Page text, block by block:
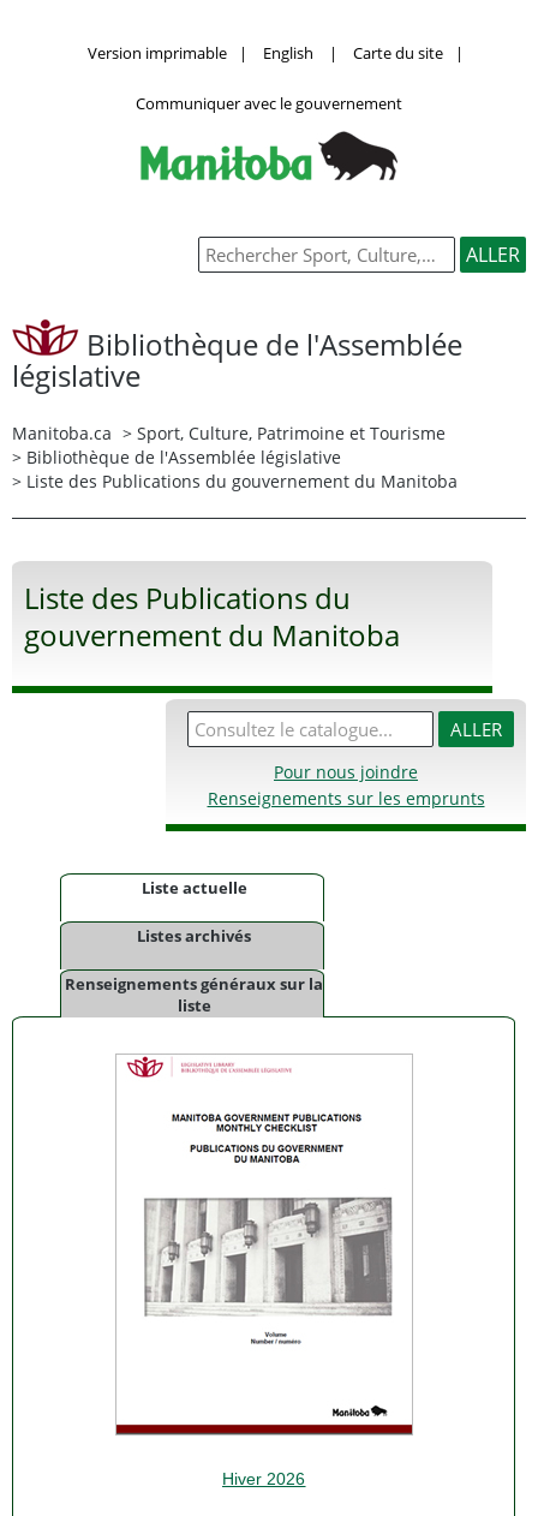
Version imprimable | English | Carte du site |
Communiquer avec le gouvernement
Bibliothèque de l'Assemblée
législative
Manitoba.ca > Sport, Culture, Patrimoine et Tourisme
> Bibliothèque de l'Assemblée législative
> Liste des Publications du gouvernement du Manitoba
Liste des Publications du
gouvernement du Manitoba
Pour nous joindre
Renseignements sur les emprunts
Liste actuelle
Listes archivés
Renseignements généraux sur la
liste
Hiver 2026